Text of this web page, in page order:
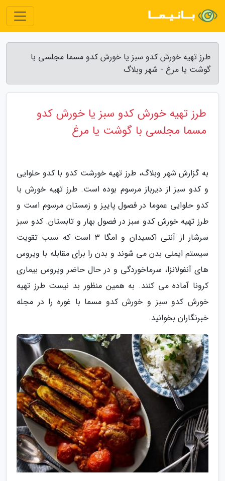
طرز تهیه خورش کدو سبز یا خورش کدو مسما مجلسی با
گوشت یا مرغ - شهر وبلاگ
طرز تهیه خورش کدو سبز یا خورش کدو
مسما مجلسی با گوشت یا مرغ
به گزارش شهر وبلاگ، طرز تهیه خورشت کدو با کدو حلوایی
و کدو سبز از دیرباز مرسوم بوده است. طرز تهیه خورش با
کدو حلوایی عموما در فصول پاییز و زمستان مرسوم است و
طرز تهیه خورش کدو سبز در فصول بهار و تابستان. کدو سبز
سرشار از آنتی اکسیدان و امگا 3 است که سبب تقویت
سیستم ایمنی بدن می شوند و بدن را برای مقابله با ویروس
های آنفولانزا، سرماخوردگی و در حال حاضر ویروس بیماری
کرونا آماده می کنند. به همین منظور بد نیست طرز تهیه
خورش کدو سبز و خورش کدو مسما با غوره را در مجله
خبرنگاران بخوانید.